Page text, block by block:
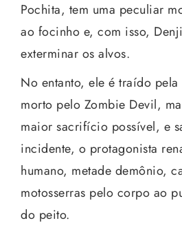
Pochita, tem uma peculiar
ao focinho e, com isso,
exterminar os alvos.
No entanto, ele é traído
morto pelo Zombie Devil,
maior sacrifício possível, e
incidente, o protagonista
humano, metade demônio,
motosserras pelo corpo ao
do peito.